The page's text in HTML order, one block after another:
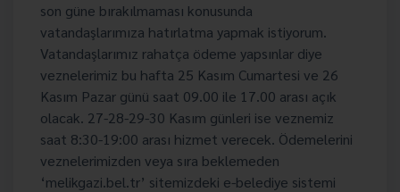
son güne bırakılmaması konusunda
vatandaşlarımıza hatırlatma yapmak istiyorum.
Vatandaşlarımız rahatça ödeme yapsınlar diye
veznelerimiz bu hafta 25 Kasım Cumartesi ve 26
Kasım Pazar günü saat 09.00 ile 17.00 arası açık
olacak. 27-28-29-30 Kasım günleri ise veznemiz
saat 8:30-19:00 arası hizmet verecek. Ödemelerini
veznelerimizden veya sıra beklemeden
‘melikgazi.bel.tr’ sitemizdeki e-belediye sistemi